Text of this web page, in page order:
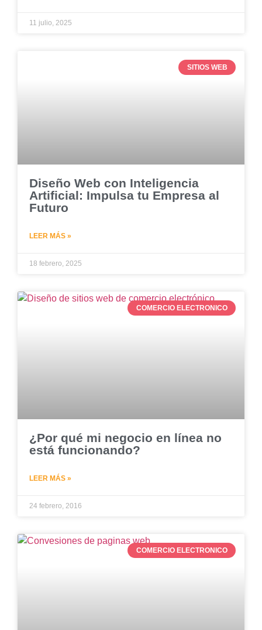
11 julio, 2025
SITIOS WEB
Diseño Web con Inteligencia
Artificial: Impulsa tu Empresa al
Futuro
LEER MÁS »
18 febrero, 2025
COMERCIO ELECTRONICO
¿Por qué mi negocio en línea no
está funcionando?
LEER MÁS »
24 febrero, 2016
COMERCIO ELECTRONICO